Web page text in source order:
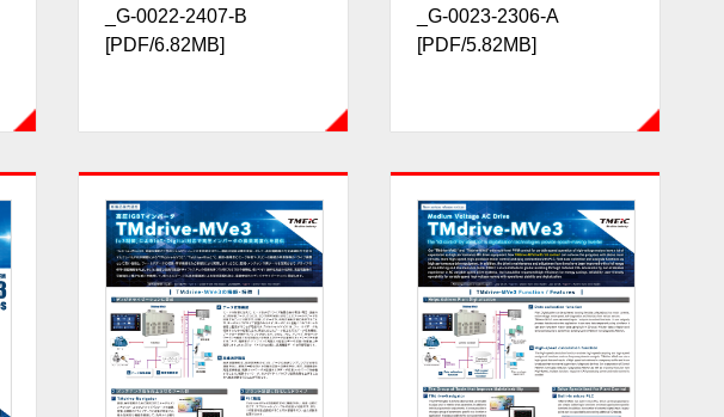
_G-0022-2407-B
[PDF/6.82MB]
_G-0023-2306-A
[PDF/5.82MB]